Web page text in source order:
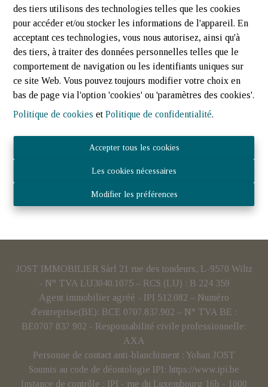
des tiers utilisons des technologies telles que les cookies
pour accéder et/ou stocker les informations de l'appareil. En
acceptant ces technologies, vous nous autorisez, ainsi qu'à
des tiers, à traiter des données personnelles telles que le
comportement de navigation ou les identifiants uniques sur
ce site Web. Vous pouvez toujours modifier votre choix en
bas de page via l'option 'cookies' ou 'paramètres des cookies'.
Politique de cookies etPolitique de confidentialité.
Accepter tous les cookies
Les cookies nécessaires
Modifier les préférences
1 1 50 m²
JOST IMMOBILIER Sàrl 21 rue des tondeurs, L-9570 Wiltz
- N° TVA LU3040.1075 – RCS (LU) : B 224 359
Agent immobilier agréé - IPI 512.082 – Numéro
d'entreprise(BE): BCE 0707.837.902 – N° TVA BE :
BE0707 837 902 - Responsabilité civile professionnelle:
AXA
Personne de contact anti-blanchiment : Yohan JOST
Soumis au code de déontologie IPI: https://www.ipi.be
Instance de contrôle : IPI - rue du Luxembourg 16b - 1000